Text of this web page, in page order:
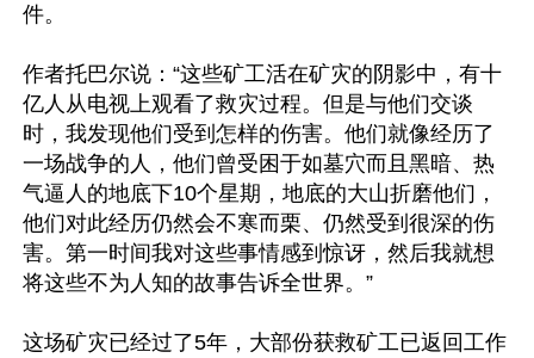
件。
作者托巴尔说：“这些矿工活在矿灾的阴影中，有十
亿人从电视上观看了救灾过程。但是与他们交谈
时，我发现他们受到怎样的伤害。他们就像经历了
一场战争的人，他们曾受困于如墓穴而且黑暗、热
气逼人的地底下10个星期，地底的大山折磨他们，
他们对此经历仍然会不寒而栗、仍然受到很深的伤
害。第一时间我对这些事情感到惊讶，然后我就想
将这些不为人知的故事告诉全世界。”
这场矿灾已经过了5年，大部份获救矿工已返回工作